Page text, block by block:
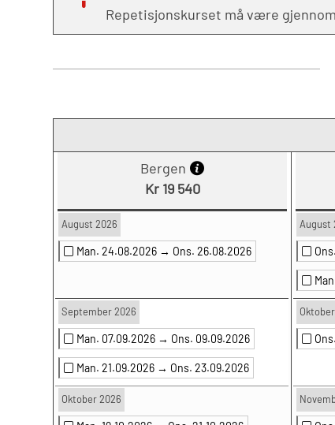
Repetisjonskurset må være
Bergen
Kr 19 540
August 2026
Man. 24.08.2026 → Ons. 26.08.2026
September 2026
Man. 07.09.2026 → Ons. 09.09.2026
Man. 21.09.2026 → Ons. 23.09.2026
Oktober 2026
August